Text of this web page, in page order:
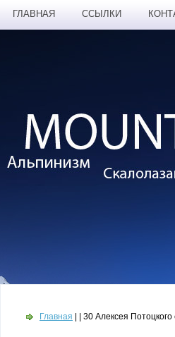
ГЛАВНАЯ ССЫЛКИ
Главная | | 30 Алексея